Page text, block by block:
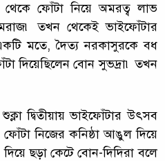
ফোঁটা নিয়ে অমরত্ব লাভ
তখন থেকেই ভাইফোঁটার
মতে, দৈত্য নরকাসুরকে বধ
দিয়েছিলেন বোন সুভদ্রা৷ তখন
দ্বিতীয়ায় ভাইফোঁটার উৎসব
নিজের কনিষ্ঠা আঙুল দিয়ে
ছড়া কেটে বোন-দিদিরা বলে